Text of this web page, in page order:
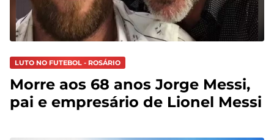
LUTO NO FUTEBOL - ROSÁRIO
Morre aos 68 anos Jorge Messi,
pai e empresário de Lionel Messi